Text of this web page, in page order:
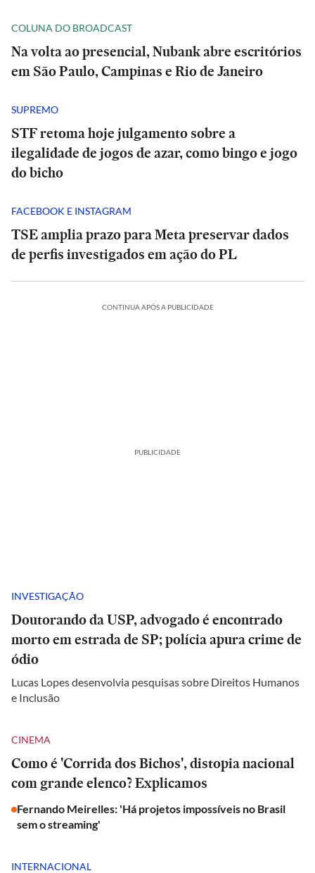
COLUNA DO BROADCAST
Na volta ao presencial, Nubank abre escritórios
em São Paulo, Campinas e Rio de Janeiro
SUPREMO
STF retoma hoje julgamento sobre a
ilegalidade de jogos de azar, como bingo e jogo
do bicho
FACEBOOK E INSTAGRAM
TSE amplia prazo para Meta preservar dados
de perfis investigados em ação do PL
CONTINUA APÓS A PUBLICIDADE
PUBLICIDADE
INVESTIGAÇÃO
Doutorando da USP, advogado é encontrado
morto em estrada de SP; polícia apura crime de
ódio
Lucas Lopes desenvolvia pesquisas sobre Direitos Humanos
e Inclusão
CINEMA
Como é 'Corrida dos Bichos', distopia nacional
com grande elenco? Explicamos
Fernando Meirelles: 'Há projetos impossíveis no Brasil
sem o streaming'
INTERNACIONAL